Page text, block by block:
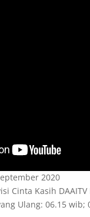
2020
Cinta Kasih DAAITV
Ulang: 06.15 wib;